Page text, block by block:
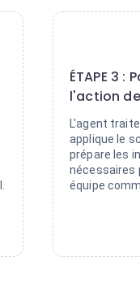
ÉTAPE 3 :
l'action
L'agent
applique le
prépare les
nécessaires
équipe